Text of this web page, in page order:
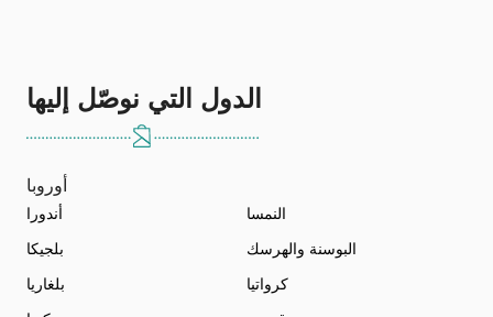
الدول التي نوصّل إليها
أوروبا
أندورا
النمسا
بلجيكا
البوسنة والهرسك
بلغاريا
كرواتيا